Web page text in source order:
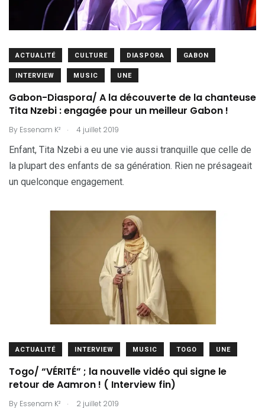
ACTUALITÉ CULTURE DIASPORA GABON
INTERVIEW MUSIC UNE
Gabon-Diaspora/ A la découverte de la chanteuse
Tita Nzebi : engagée pour un meilleur Gabon !
By Essenam K² . 4 juillet 2019
Enfant, Tita Nzebi a eu une vie aussi tranquille que celle de
la plupart des enfants de sa génération. Rien ne présageait
un quelconque engagement.
ACTUALITÉ INTERVIEW MUSIC TOGO UNE
Togo/ “VÉRITÉ” ; la nouvelle vidéo qui signe le
retour de Aamron ! ( Interview fin)
By Essenam K² . 2 juillet 2019